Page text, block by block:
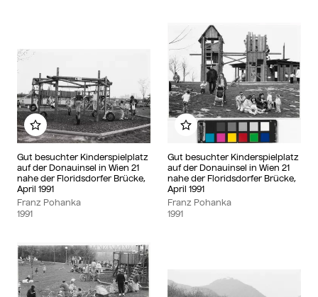
Gut besuchter Kinderspielplatz
auf der Donauinsel in Wien 21
nahe der Floridsdorfer Brücke,
April 1991
Franz Pohanka
1991
Zu meinem Album hinzufügen
Gut besuchter Kinderspielplatz
auf der Donauinsel in Wien 21
nahe der Floridsdorfer Brücke,
April 1991
Franz Pohanka
1991
Zu meinem Album